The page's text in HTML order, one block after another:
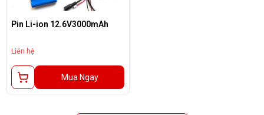
Pin Li-ion 12.6V3000mAh
Liên hệ
Mua Ngay